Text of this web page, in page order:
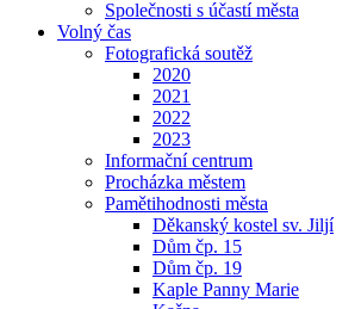
Společnosti s účastí města
Volný čas
Fotografická soutěž
2020
2021
2022
2023
Informační centrum
Procházka městem
Pamětihodnosti města
Děkanský kostel sv. Jiljí
Dům čp. 15
Dům čp. 19
Kaple Panny Marie